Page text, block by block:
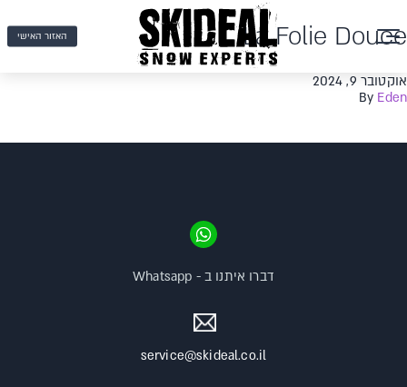
האזור האישי La Folie Douce
אוקטובר 9, 2024
By Eden
service@skideal.co.il
דברו איתנו ב - Whatsapp